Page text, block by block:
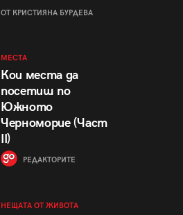
ОТ КРИСТИЯНА БУРДЕВА
МЕСТА
Кои места да
посетиш по
Южното
Черноморие (Част
II)
РЕДАКТОРИТЕ
НЕЩАТА ОТ ЖИВОТА